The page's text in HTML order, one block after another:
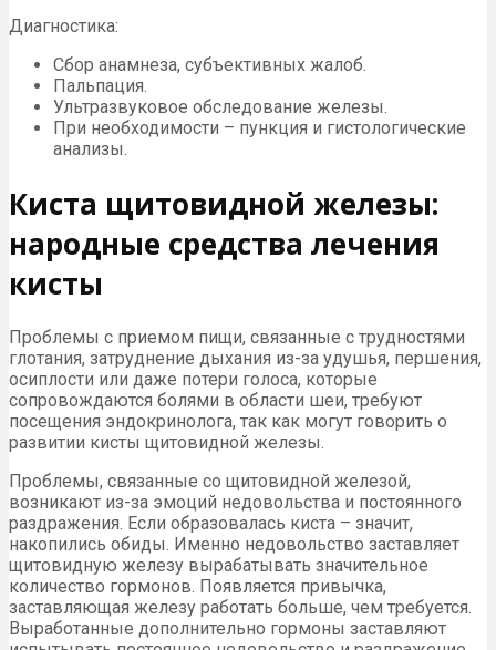
Диагностика:
Сбор анамнеза, субъективных жалоб.
Пальпация.
Ультразвуковое обследование железы.
При необходимости – пункция и гистологические
анализы.
Киста щитовидной железы:
народные средства лечения
кисты
Проблемы с приемом пищи, связанные с трудностями
глотания, затруднение дыхания из-за удушья, першения,
осиплости или даже потери голоса, которые
сопровождаются болями в области шеи, требуют
посещения эндокринолога, так как могут говорить о
развитии кисты щитовидной железы.
Проблемы, связанные со щитовидной железой,
возникают из-за эмоций недовольства и постоянного
раздражения. Если образовалась киста – значит,
накопились обиды. Именно недовольство заставляет
щитовидную железу вырабатывать значительное
количество гормонов. Появляется привычка,
заставляющая железу работать больше, чем требуется.
Выработанные дополнительно гормоны заставляют